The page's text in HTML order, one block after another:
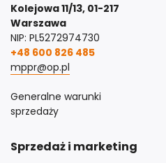
Kolejowa 11/13, 01-217
Warszawa
NIP: PL5272974730
+48 600 826 485
mppr@op.pl
Generalne warunki
sprzedaży
Sprzedaż i marketing